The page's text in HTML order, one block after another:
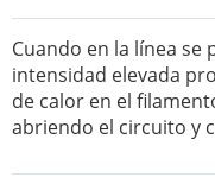
Cuando en la línea
intensidad elevada
de calor en el
abriendo el circuito y